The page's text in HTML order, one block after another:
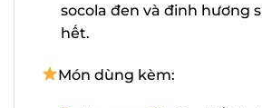
xen với mùi anh đào tươi
socola đen. Cổ họng sẽ còn
sau khi uống hết.